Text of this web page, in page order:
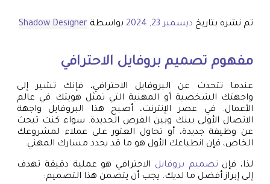
تم نشره بتاريخ ديسمبر 23, 2024 بواسطة Shadow Designer
مفهوم تصميم بروفايل الاحترافي
عندما تتحدث عن البروفايل الاحترافي، فإنك تشير إلى
واجهتك الشخصية أو المهنية التي تمثل هويتك في عالم
الأعمال. في عصر الإنترنت، أصبح هذا البروفايل واجهة
الاتصال الأولى بينك وبين الفرص الجديدة. سواء كنت تبحث
عن وظيفة جديدة، أو تحاول العثور على عملاء لمشروعك
الخاص، فإن انطباعك الأول هو ما قد يحدد مسارك المهني.
لذا، فإن تصميم بروفايل الاحترافي هو عملية دقيقة تهدف
إلى إبراز أفضل ما لديك. يجب أن يتضمن هذا التصميم: